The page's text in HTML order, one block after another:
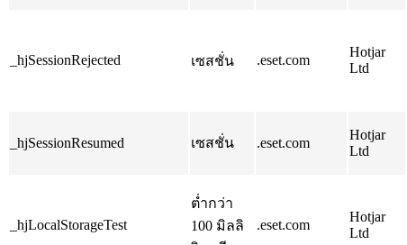
_hjSessionRejected เซสชั่น .eset.com
Hotjar
Ltd
_hjSessionResumed เซสชั่น .eset.com
Hotjar
Ltd
_hjLocalStorageTest
ต่ำกว่า
100 มิลลิ
.eset.com
Hotjar
Ltd